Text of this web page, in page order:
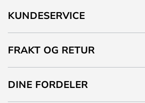
KUNDESERVICE
FRAKT OG RETUR
DINE FORDELER